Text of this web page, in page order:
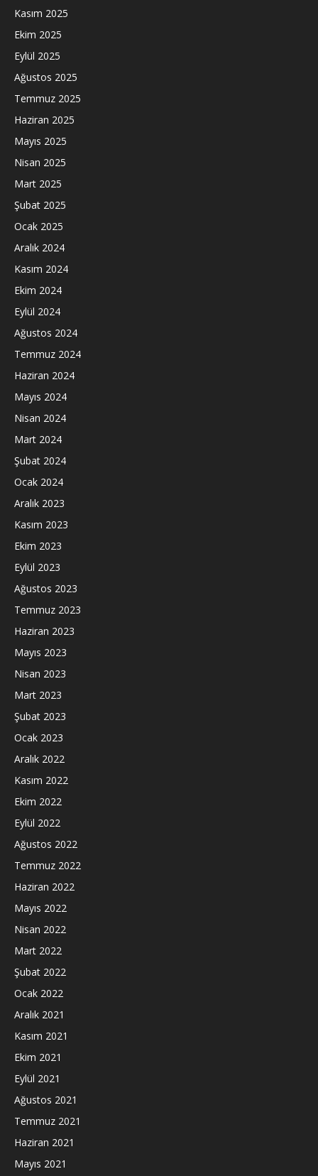
Kasım 2025
Ekim 2025
Eylül 2025
Ağustos 2025
Temmuz 2025
Haziran 2025
Mayıs 2025
Nisan 2025
Mart 2025
Şubat 2025
Ocak 2025
Aralık 2024
Kasım 2024
Ekim 2024
Eylül 2024
Ağustos 2024
Temmuz 2024
Haziran 2024
Mayıs 2024
Nisan 2024
Mart 2024
Şubat 2024
Ocak 2024
Aralık 2023
Kasım 2023
Ekim 2023
Eylül 2023
Ağustos 2023
Temmuz 2023
Haziran 2023
Mayıs 2023
Nisan 2023
Mart 2023
Şubat 2023
Ocak 2023
Aralık 2022
Kasım 2022
Ekim 2022
Eylül 2022
Ağustos 2022
Temmuz 2022
Haziran 2022
Mayıs 2022
Nisan 2022
Mart 2022
Şubat 2022
Ocak 2022
Aralık 2021
Kasım 2021
Ekim 2021
Eylül 2021
Ağustos 2021
Temmuz 2021
Haziran 2021
Mayıs 2021